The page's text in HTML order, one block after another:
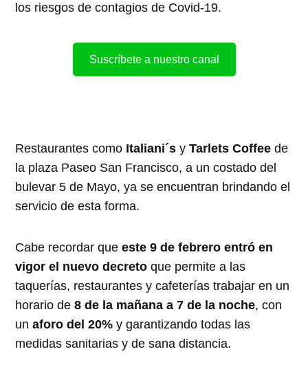
los riesgos de contagios de Covid-19.
Suscríbete a nuestro canal
Restaurantes como Italiani´sy Tarlets Coffee de
la plaza Paseo San Francisco, a un costado del
bulevar 5 de Mayo, ya se encuentran brindando el
servicio de esta forma.
Cabe recordar que este 9 de febrero entró en
vigor el nuevo decreto que permite a las
taquerías, restaurantes y cafeterías trabajar en un
horario de8 de la mañana a 7 de la noche, con
unaforo del 20% y garantizando todas las
medidas sanitarias y de sana distancia.